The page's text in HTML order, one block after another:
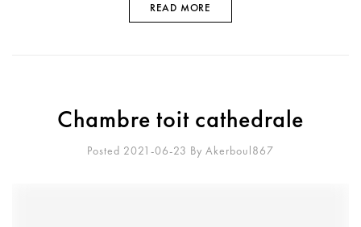
READ MORE
Chambre toit cathedrale
Posted 2021-06-23 By Akerboul867